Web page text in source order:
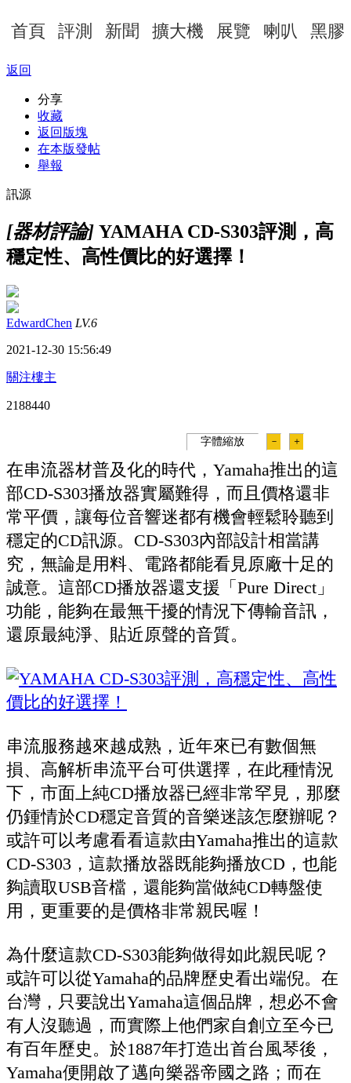
首頁 評測 新聞 擴大機 展覽 喇叭 黑膠
返回
分享
收藏
返回版塊
在本版發帖
舉報
訊源
[器材評論] YAMAHA CD-S303評測，高
穩定性、高性價比的好選擇！
EdwardChen LV.6
2021-12-30 15:56:49
關注樓主
2188440
字體縮放 － ＋
在串流器材普及化的時代，Yamaha推出的這
部CD-S303播放器實屬難得，而且價格還非
常平價，讓每位音響迷都有機會輕鬆聆聽到
穩定的CD訊源。CD-S303內部設計相當講
究，無論是用料、電路都能看見原廠十足的
誠意。這部CD播放器還支援「Pure Direct」
功能，能夠在最無干擾的情況下傳輸音訊，
還原最純淨、貼近原聲的音質。
串流服務越來越成熟，近年來已有數個無
損、高解析串流平台可供選擇，在此種情況
下，市面上純CD播放器已經非常罕見，那麼
仍鍾情於CD穩定音質的音樂迷該怎麼辦呢？
或許可以考慮看看這款由Yamaha推出的這款
CD-S303，這款播放器既能夠播放CD，也能
夠讀取USB音檔，還能夠當做純CD轉盤使
用，更重要的是價格非常親民喔！
為什麼這款CD-S303能夠做得如此親民呢？
或許可以從Yamaha的品牌歷史看出端倪。在
台灣，只要說出Yamaha這個品牌，想必不會
有人沒聽過，而實際上他們家自創立至今已
有百年歷史。於1887年打造出首台風琴後，
Yamaha便開啟了邁向樂器帝國之路；而在